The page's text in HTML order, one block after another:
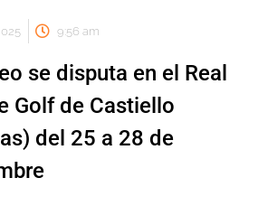
9:56 am
se disputa en el Real
Golf de Castiello
del 25 a 28 de